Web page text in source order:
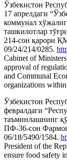
Ўзбекистон
17 апрелдаги
коммунал
ташкилотлар
214-сон қарори
09/24/214/0285.
Cabinet of
approval of
and Communal
organizations
Ўзбекистон
февралдаги
таъминлашнинг
ПФ-36-сон
06/18/5490/1584.
President of the
ensure food safety